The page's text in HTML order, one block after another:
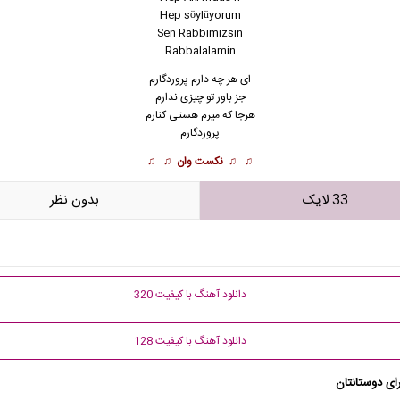
Hep söylüyorum
Sen Rabbimizsin
Rabbalalamin
ای هر چه دارم پروردگارم
جز باور تو چیزی ندارم
هرجا که میرم هستی کنارم
پروردگارم
♫ ♫ نکست وان ♫ ♫
33 لایک بدون نظر
دانلود آهنگ با کیفیت 320
دانلود آهنگ با کیفیت 128
دوستانتان